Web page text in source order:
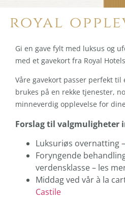
royal
Gi en gave fylt med luksus og
med et gavekort fra Royal
Våre gavekort passer perfekt
brukes på en rekke tjenester,
minneverdig opplevelse for
Forslag til valgmuligheter
Luksuriøs overnatting –
Foryngende
verdensklasse – les
Middag ved vår à la
Castile